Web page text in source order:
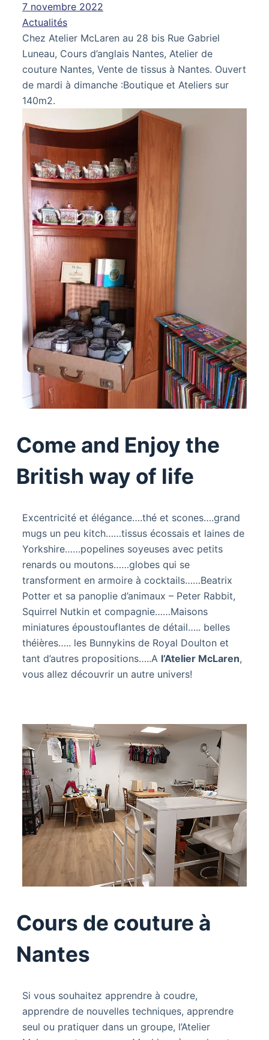
7 novembre 2022
Actualités
Chez Atelier McLaren au 28 bis Rue Gabriel
Luneau, Cours d’anglais Nantes, Atelier de
couture Nantes, Vente de tissus à Nantes. Ouvert
de mardi à dimanche :Boutique et Ateliers sur
140m2.
Come and Enjoy the
British way of life
Excentricité et élégance….thé et scones….grand
mugs un peu kitch……tissus écossais et laines de
Yorkshire……popelines soyeuses avec petits
renards ou moutons……globes qui se
transforment en armoire à cocktails……Beatrix
Potter et sa panoplie d’animaux – Peter Rabbit,
Squirrel Nutkin et compagnie……Maisons
miniatures époustouflantes de détail….. belles
théières….. les Bunnykins de Royal Doulton et
tant d’autres propositions…..A l’Atelier McLaren,
vous allez découvrir un autre univers!
Cours de couture à
Nantes
Si vous souhaitez apprendre à coudre,
apprendre de nouvelles techniques, apprendre
seul ou pratiquer dans un groupe, l’Atelier